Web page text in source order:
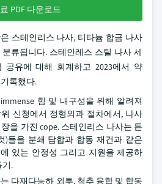
PDF 다운로드
스테인리스 나사, 티타늄 합금 나사
류됩니다. 스테인레스 스틸 나사 세
공유에 대해 회계하고 2023에서 약
록했다.
힘 및 내구성을 위해 알려져
신청에서 정형외과 절차에서, 나사
을 가진 cope. 스테인리스 나사는 튼
)들을 분쇄 담합과 합동 재건과 같은
있는 안정성 그리고 지원을 제공하
기.
다재다능하 외투, 척추 융합 및 합동